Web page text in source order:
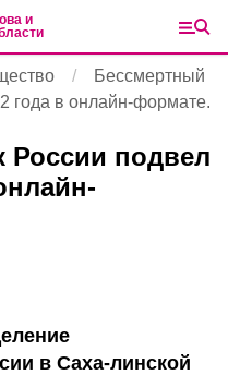
и
Бессмертный
года в онлайн-формате.
России подвел
в Саха-линской